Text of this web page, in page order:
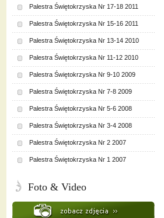
Palestra Świętokrzyska Nr 17-18 2011
Palestra Świętokrzyska Nr 15-16 2011
Palestra Świętokrzyska Nr 13-14 2010
Palestra Świętokrzyska Nr 11-12 2010
Palestra Świętokrzyska Nr 9-10 2009
Palestra Świętokrzyska Nr 7-8 2009
Palestra Świętokrzyska Nr 5-6 2008
Palestra Świętokrzyska Nr 3-4 2008
Palestra Świętokrzyska Nr 2 2007
Palestra Świętokrzyska Nr 1 2007
Foto & Video